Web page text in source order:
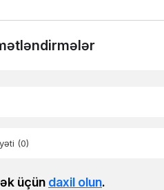
(0)
üçün daxil olun.